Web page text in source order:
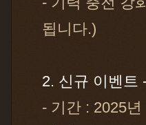
됩니다.)
2. 신규 이벤트
- 기간 : 2025